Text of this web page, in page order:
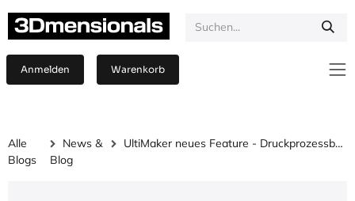
Anmelden Warenkorb
Alle
Blogs
News &
Blog
UltiMaker neues Feature - Druckprozessbericht für den Factor 4